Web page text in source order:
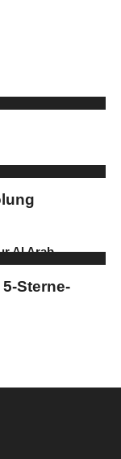
Sterne-